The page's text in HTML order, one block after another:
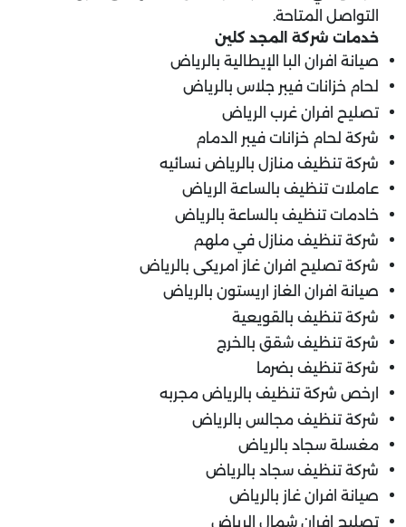
التواصل المتاحة.
خدمات شركة المجد كلين
صيانة افران البا الإيطالية بالرياض
لحام خزانات فيبر جلاس بالرياض
تصليح افران غرب الرياض
شركة لحام خزانات فيبر الدمام
شركة تنظيف منازل بالرياض نسائيه
عاملات تنظيف بالساعة الرياض
خادمات تنظيف بالساعة بالرياض
شركة تنظيف منازل في ملهم
شركة تصليح افران غاز امريكى بالرياض
صيانة افران الغاز اريستون بالرياض
شركة تنظيف بالقويعية
شركة تنظيف شقق بالخرج
شركة تنظيف بضرما
ارخص شركة تنظيف بالرياض مجربه
شركة تنظيف مجالس بالرياض
مغسلة سجاد بالرياض
شركة تنظيف سجاد بالرياض
صيانة افران غاز بالرياض
تصليح افران شمال الرياض